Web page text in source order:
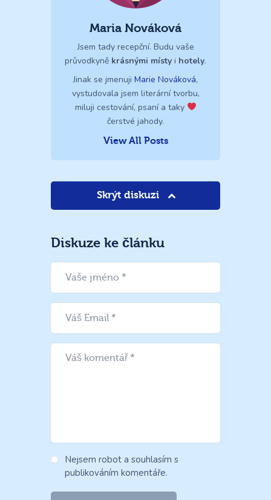
Maria Nováková
Jsem tady recepční. Budu vaše
průvodkyně krásnými místy i hotely.
Jinak se jmenuji Marie Nováková,
vystudovala jsem literární tvorbu,
miluji cestování, psaní a taky
čerstvé jahody.
View All Posts
Skrýt diskuzi
Diskuze ke článku
Nejsem robot a souhlasím s
publikováním komentáře.